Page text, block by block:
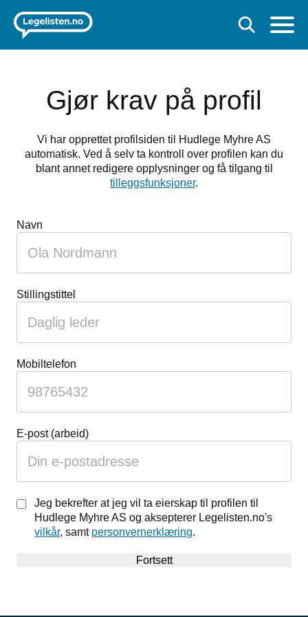
Gjør krav på profil
Vi har opprettet profilsiden til Hudlege Myhre AS
automatisk. Ved å selv ta kontroll over profilen kan du
blant annet redigere opplysninger og få tilgang til
tilleggsfunksjoner.
Navn
Stillingstittel
Mobiltelefon
E-post (arbeid)
Jeg bekrefter at jeg vil ta eierskap til profilen til
Hudlege Myhre AS og aksepterer Legelisten.no's
vilkår, samt personvernerklæring.